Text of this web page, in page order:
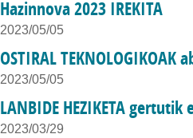
Hazinnova 2023 IREKITA
2023/05/05
OSTIRAL TEKNOLOGIKOAK
2023/05/05
LANBIDE HEZIKETA
2023/03/29